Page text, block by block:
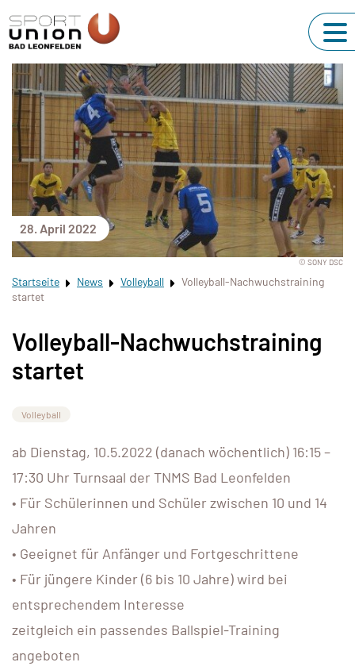
28. April 2022
© SONY DSC
Startseite News Volleyball
Volleyball-Nachwuchstraining
startet
Volleyball-Nachwuchstraining
startet
Volleyball
ab Dienstag, 10.5.2022 (danach wöchentlich) 16:15 –
17:30 Uhr Turnsaal der TNMS Bad Leonfelden
• Für Schülerinnen und Schüler zwischen 10 und 14
Jahren
• Geeignet für Anfänger und Fortgeschrittene
• Für jüngere Kinder (6 bis 10 Jahre) wird bei
entsprechendem Interesse
zeitgleich ein passendes Ballspiel-Training
angeboten